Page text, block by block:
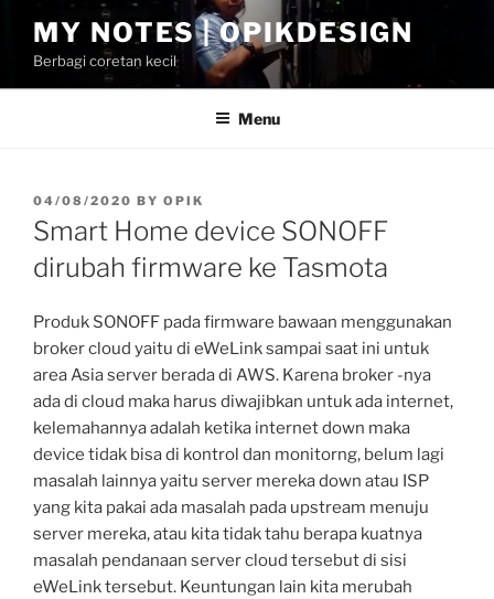
content
MY NOTES | OPIKDESIGN
Berbagi coretan kecil
Menu
POSTED
ON
04/08/2020 BY OPIK
Smart Home device SONOFF
dirubah firmware ke Tasmota
Produk SONOFF pada firmware bawaan menggunakan
broker cloud yaitu di eWeLink sampai saat ini untuk
area Asia server berada di AWS. Karena broker -nya
ada di cloud maka harus diwajibkan untuk ada internet,
kelemahannya adalah ketika internet down maka
device tidak bisa di kontrol dan monitorng, belum lagi
masalah lainnya yaitu server mereka down atau ISP
yang kita pakai ada masalah pada upstream menuju
server mereka, atau kita tidak tahu berapa kuatnya
masalah pendanaan server cloud tersebut di sisi
eWeLink tersebut. Keuntungan lain kita merubah